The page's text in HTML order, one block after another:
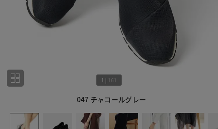
047 チャコールグレー
1 | 161